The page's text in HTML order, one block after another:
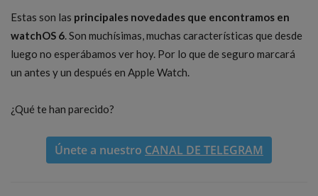
Estas son las principales novedades que encontramos en
watchOS 6. Son muchísimas, muchas características que desde
luego no esperábamos ver hoy. Por lo que de seguro marcará
un antes y un después en Apple Watch.
¿Qué te han parecido?
Únete a nuestro CANAL DE TELEGRAM